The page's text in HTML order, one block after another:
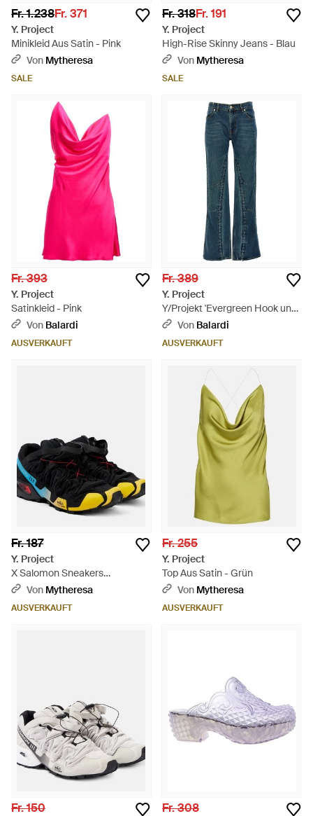
Fr. 1.238Fr. 371
Y. Project
Minikleid Aus Satin - Pink
Von Mytheresa
SALE
Fr. 318Fr. 191
Y. Project
High-Rise Skinny Jeans - Blau
Von Mytheresa
SALE
Fr. 393
Y. Project
Satinkleid - Pink
Von Balardi
AUSVERKAUFT
Fr. 389
Y. Project
Y/Projekt 'Evergreen Hook und
Eye' Jeans - Blau
Von Balardi
AUSVERKAUFT
Fr. 187
Y. Project
X Salomon Sneakers
Speedcross 3 - Gelb
Von Mytheresa
AUSVERKAUFT
Fr. 255
Y. Project
Top Aus Satin - Grün
Von Mytheresa
AUSVERKAUFT
Fr. 150 Fr. 308